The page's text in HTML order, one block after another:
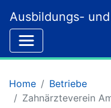
Ausbildungs-
Home
Betriebe
Zahnärzteverein